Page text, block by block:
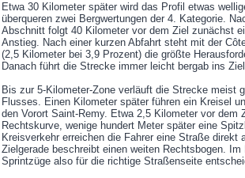
Etwa 30 Kilometer später wird das Profil etwas
überqueren zwei Bergwertungen der 4. Kategorie.
Abschnitt folgt 40 Kilometer vor dem Ziel zunächst
Anstieg. Nach einer kurzen Abfahrt steht mit der
(2,5 Kilometer bei 3,9 Prozent) die größte
Danach führt die Strecke immer leicht bergab ins
Bis zur 5-Kilometer-Zone verläuft die Strecke meist
Flusses. Einen Kilometer später führen ein Kreisel
den Vorort Saint-Remy. Etwa 2,5 Kilometer vor dem
Rechtskurve, wenige hundert Meter später eine
Kreisverkehr erreichen die Fahrer eine Straße direkt
Zielgerade beschreibt einen weiten Rechtsbogen.
Sprintzüge also für die richtige Straßenseite